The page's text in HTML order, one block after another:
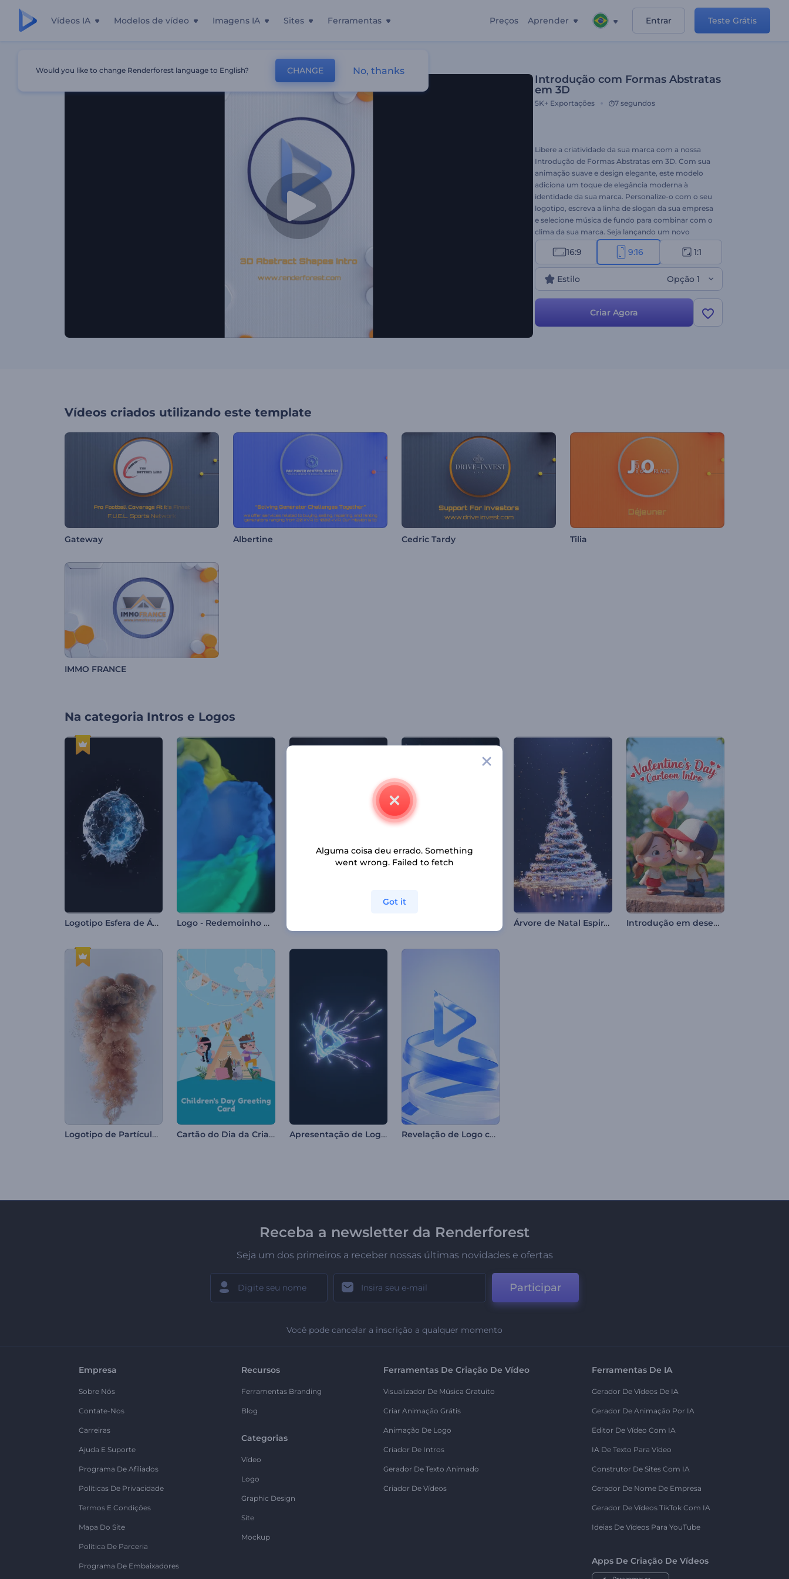
Vídeos IA Modelos de vídeo Imagens IA Sites Ferramentas Preços Aprender Entrar Teste Grátis
Introdução Com Formas Abstratas Em 3D
Introdução com Formas Abstratas
em 3D
5K+ Exportações 7 segundos
Libere a criatividade da sua marca com a nossa
Introdução de Formas Abstratas em 3D. Com sua
animação suave e design elegante, este modelo
adiciona um toque de elegância moderna à
identidade da sua marca. Personalize-o com o seu
logotipo, escreva a linha de slogan da sua empresa
e selecione música de fundo para combinar com o
clima da sua marca. Seja lançando um novo
produto ou revitalizando a imagem da sua marca,
este modelo é a escolha perfeita para uma
revelação de logotipo memorável. Crie agora e
prepare o cenário para o sucesso da sua marca!
16:9 9:16 1:1
Estilo Opção 1
Criar Agora
Vídeos criados utilizando este template
Gateway Albertine Cedric Tardy Tilia
IMMO FRANCE
Na categoria Intros e Logos
Logotipo Esfera de Água em Movimento Logo - Redemoinho de Fumaça Árvore de Natal Espiral Mágica Introdução em desenho animado do Dia dos Namorados
Logotipo de Partículas Brilhantes Cartão do Dia da Criança Apresentação de Logo - Faixas Luminosas Revelação de Logo com Fitas Onduladas
Receba a newsletter da Renderforest
Seja um dos primeiros a receber nossas últimas novidades e ofertas
Participar
Você pode cancelar a inscrição a qualquer momento
Empresa
Sobre Nós
Contate-Nos
Carreiras
Ajuda E Suporte
Programa De Afiliados
Políticas De Privacidade
Termos E Condições
Mapa Do Site
Política De Parceria
Programa De Embaixadores
Recursos
Ferramentas Branding
Blog
Categorias
Vídeo
Logo
Graphic Design
Site
Mockup
Ferramentas De Criação De Vídeo
Visualizador De Música Gratuito
Criar Animação Grátis
Animação De Logo
Criador De Intros
Gerador De Texto Animado
Criador De Vídeos
Ferramentas De IA
Gerador De Vídeos De IA
Gerador De Animação Por IA
Editor De Vídeo Com IA
IA De Texto Para Vídeo
Construtor De Sites Com IA
Gerador De Nome De Empresa
Gerador De Vídeos TikTok Com IA
Ideias De Vídeos Para YouTube
Apps De Criação De Vídeos
Would you like to change Renderforest language to English? CHANGE No, thanks
Alguma coisa deu errado. Something
went wrong. Failed to fetch
Got it